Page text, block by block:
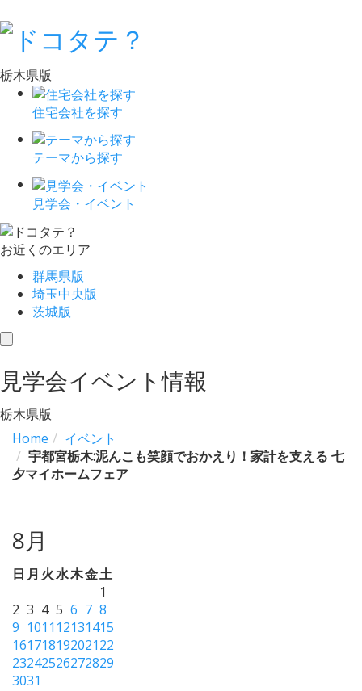
栃木県版
住宅会社を探す
テーマから探す
見学会・イベント
お近くのエリア
群馬県版
埼玉中央版
茨城版
toggle
見学会イベント情報
栃木県版
Home
イベント
宇都宮栃木:泥んこも笑顔でおかえり！家計を支える 七
夕マイホームフェア
8月
日 月 火水木金土
1
2 3 4 5 6 7 8
9 1011 12131415
16171819202122
23242526272829
3031